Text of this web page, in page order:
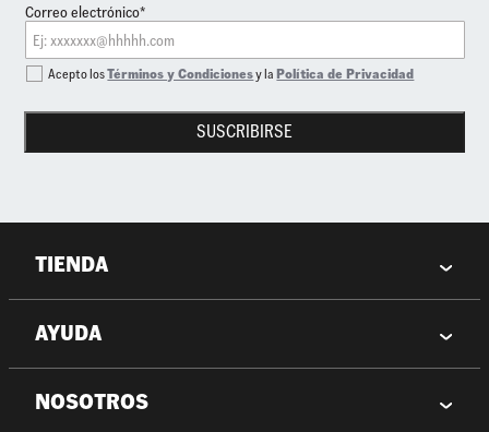
Correo electrónico*
SUSCRIBIRSE
Acepto losTérminos y Condicionesy laPolítica de Privacidad
TIENDA
AYUDA
NOSOTROS